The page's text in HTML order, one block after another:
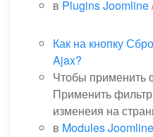
в Plugins Joomline
Как на кнопку
Ajax?
Чтобы
Применить
изменеия на
в Modules Joomline